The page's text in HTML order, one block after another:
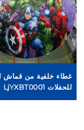
غطاء خلفية من قماش
للحفلات LjYXBT0001